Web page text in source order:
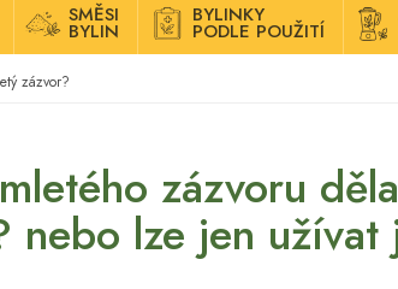
SMĚSI
BYLIN
BYLINKY
PODLE POUŽITÍ
zázvor?
zázvoru
lze jen užívat